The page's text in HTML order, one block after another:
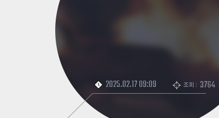
2025.02.17 09:09 조회 : 3764